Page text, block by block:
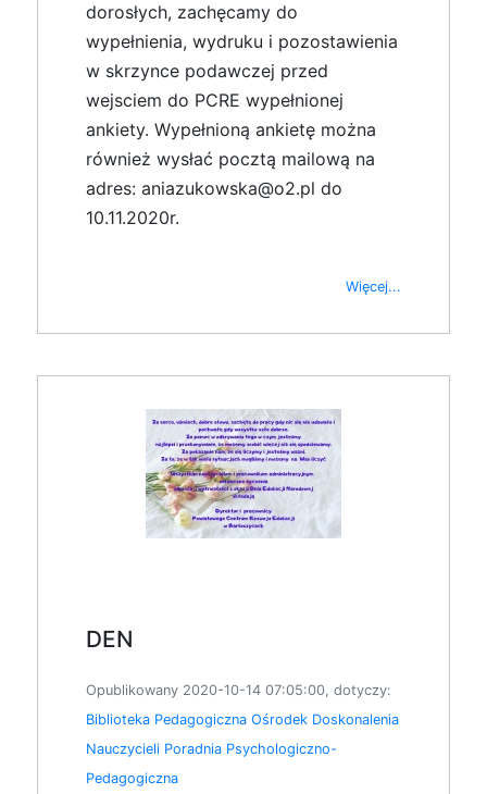
dorosłych, zachęcamy do
wypełnienia, wydruku i pozostawienia
w skrzynce podawczej przed
wejsciem do PCRE wypełnionej
ankiety. Wypełnioną ankietę można
również wysłać pocztą mailową na
adres: aniazukowska@o2.pl do
10.11.2020r.
Więcej...
DEN
Opublikowany 2020-10-14 07:05:00, dotyczy:
Biblioteka Pedagogiczna Ośrodek Doskonalenia
Nauczycieli Poradnia Psychologiczno-
Pedagogiczna